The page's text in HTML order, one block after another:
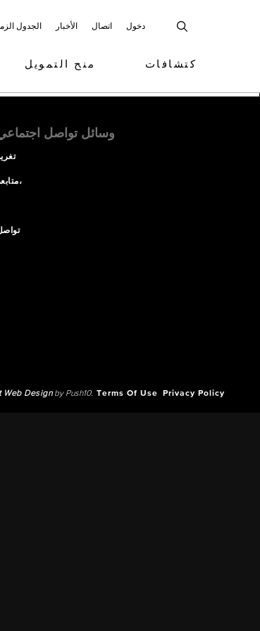
الجدول الأخبار اتصال دخول
منح التمويل كتشافات
وسائل تواصل
متابعة،
Web Designby Push10. Terms Of Use Privacy Policy